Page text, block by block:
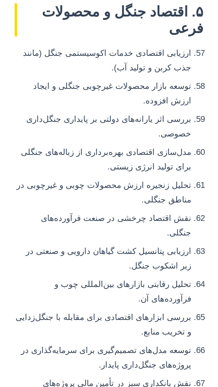
۵. اقتصاد جنگل و محصولات
فرعی
ارزیابی اقتصادی خدمات اکوسیستمی جنگل (مانند
جذب کربن و تولید آب).
توسعه بازار محصولات غیرچوبی جنگلی و ایجاد
ارزش افزوده.
بررسی اثر یارانه‌های دولتی بر پایداری جنگل‌داری
خصوصی.
مدل‌سازی اقتصادی بهره‌برداری از زباله‌های جنگلی
برای تولید انرژی زیستی.
تحلیل زنجیره ارزش محصولات چوبی و غیرچوبی در
مناطق جنگلی.
نقش اقتصاد چرخشی در صنعت فرآورده‌های
جنگلی.
ارزیابی پتانسیل کشت گیاهان دارویی و صنعتی در
زیر اشکوب جنگل.
تحلیل رقابتی بازارهای بین‌المللی چوب و
فرآورده‌های آن.
بررسی ابزارهای اقتصادی برای مقابله با جنگل‌زدایی
و تخریب منابع.
توسعه مدل‌های تصمیم‌گیری برای سرمایه‌گذاری در
پروژه‌های جنگل‌داری پایدار.
نقش بانکداری سبز در تأمین مالی پروژه‌های